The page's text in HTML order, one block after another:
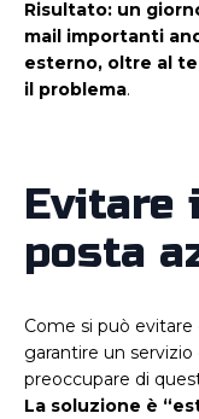
Risultato: un
mail importanti
esterno, oltre al
il problema.
Evitare
posta
Come si può evitare
garantire un
preoccupare di
La soluzione è